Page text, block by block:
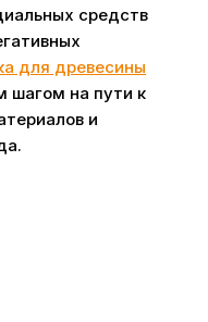
средств
для древесины
шагом на пути к
и